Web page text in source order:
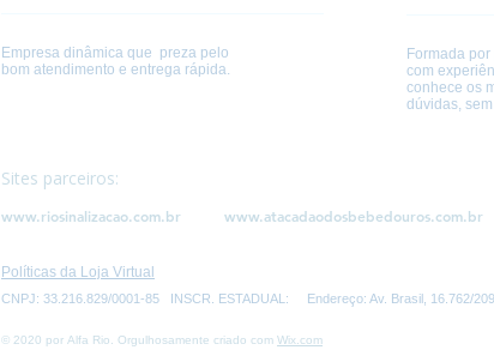
Empresa dinâmica que preza pelo
bom atendimento e entrega rápida.
Formada
com
conhece os
dúvidas,
Sites parceiros:
www.riosinalizacao.com.br www.atacadaodosbebedouros.com.br
Políticas da Loja Virtual
CNPJ: 33.216.829/0001-85 INSCR. ESTADUAL: Endereço: Av. Brasil, 16.762/
© 2020 por Alfa Rio. Orgulhosamente criado com Wix.com